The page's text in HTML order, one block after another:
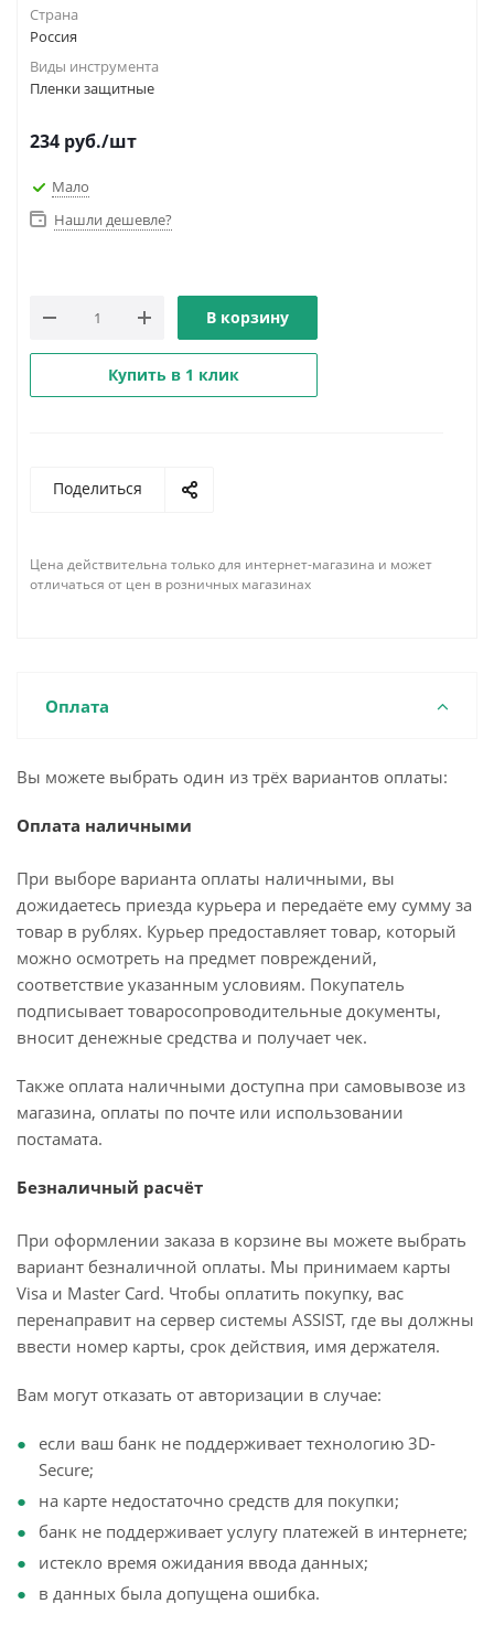
Страна
Россия
Виды инструмента
Пленки защитные
234 руб./шт
Мало
Нашли дешевле?
В корзину
Купить в 1 клик
Поделиться
Цена действительна только для интернет-магазина и может
отличаться от цен в розничных магазинах
Оплата
Вы можете выбрать один из трёх вариантов оплаты:
Оплата наличными
При выборе варианта оплаты наличными, вы
дожидаетесь приезда курьера и передаёте ему сумму за
товар в рублях. Курьер предоставляет товар, который
можно осмотреть на предмет повреждений,
соответствие указанным условиям. Покупатель
подписывает товаросопроводительные документы,
вносит денежные средства и получает чек.
Также оплата наличными доступна при самовывозе из
магазина, оплаты по почте или использовании
постамата.
Безналичный расчёт
При оформлении заказа в корзине вы можете выбрать
вариант безналичной оплаты. Мы принимаем карты
Visa и Master Card. Чтобы оплатить покупку, вас
перенаправит на сервер системы ASSIST, где вы должны
ввести номер карты, срок действия, имя держателя.
Вам могут отказать от авторизации в случае:
если ваш банк не поддерживает технологию 3D-
Secure;
на карте недостаточно средств для покупки;
банк не поддерживает услугу платежей в интернете;
истекло время ожидания ввода данных;
в данных была допущена ошибка.